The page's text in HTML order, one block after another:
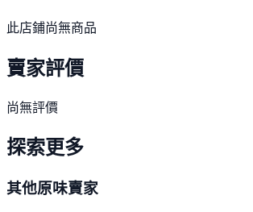
此店鋪尚無商品
賣家評價
尚無評價
探索更多
其他原味賣家